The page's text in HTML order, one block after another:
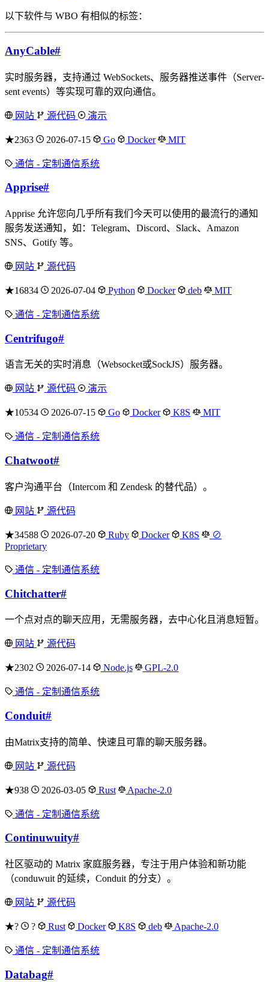
以下软件与 WBO 有相似的标签：
AnyCable#
实时服务器，支持通过 WebSockets、服务器推送事件（Server-
sent events）等实现可靠的双向通信。
网站 源代码 演示
★2363 2026-07-15 Go Docker MIT
通信 - 定制通信系统
Apprise#
Apprise 允许您向几乎所有我们今天可以使用的最流行的通知
服务发送通知，如：Telegram、Discord、Slack、Amazon
SNS、Gotify 等。
网站 源代码
★16834 2026-07-04 Python Docker deb MIT
通信 - 定制通信系统
Centrifugo#
语言无关的实时消息（Websocket或SockJS）服务器。
网站 源代码 演示
★10534 2026-07-15 Go Docker K8S MIT
通信 - 定制通信系统
Chatwoot#
客户沟通平台（Intercom 和 Zendesk 的替代品）。
网站 源代码
★34588 2026-07-20 Ruby Docker K8S
⊘
Proprietary
通信 - 定制通信系统
Chitchatter#
一个点对点的聊天应用，无需服务器，去中心化且消息短暂。
网站 源代码
★2302 2026-07-14 Node.js GPL-2.0
通信 - 定制通信系统
Conduit#
由Matrix支持的简单、快速且可靠的聊天服务器。
网站 源代码
★938 2026-03-05 Rust Apache-2.0
通信 - 定制通信系统
Continuwuity#
社区驱动的 Matrix 家庭服务器，专注于用户体验和新功能
（conduwuit 的延续，Conduit 的分支）。
网站 源代码
★? ? Rust Docker K8S deb Apache-2.0
通信 - 定制通信系统
Databag#